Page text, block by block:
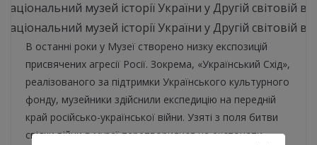
В останні роки у Музеї створено низку експозицій
присвячених агресії Росії. Зокрема, «Український Схід»,
реалізованого за підтримки Українського культурного
фонду, музейники здійснили експедицію на передній
край російсько-української війни. Узяті з поля битви
свідки війни в музеї перетворилися на експонати